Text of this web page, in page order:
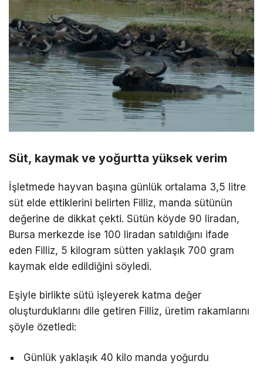
Süt, kaymak ve yoğurtta yüksek verim
İşletmede hayvan başına günlük ortalama 3,5 litre
süt elde ettiklerini belirten Filliz, manda sütünün
değerine de dikkat çekti. Sütün köyde 90 liradan,
Bursa merkezde ise 100 liradan satıldığını ifade
eden Filliz, 5 kilogram sütten yaklaşık 700 gram
kaymak elde edildiğini söyledi.
Eşiyle birlikte sütü işleyerek katma değer
oluşturduklarını dile getiren Filliz, üretim rakamlarını
şöyle özetledi:
Günlük yaklaşık 40 kilo manda yoğurdu